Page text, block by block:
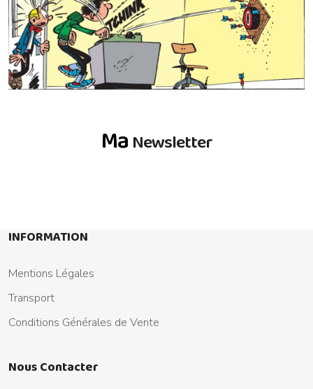
Ma Newsletter
INFORMATION
Mentions Légales
Transport
Conditions Générales de Vente
Nous Contacter